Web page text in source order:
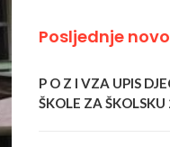
Posljednje
P O Z I VZA UPIS
ŠKOLE ZA